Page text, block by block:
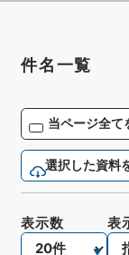
件名一覧
当ページ全て
選択した資料
表示数 表